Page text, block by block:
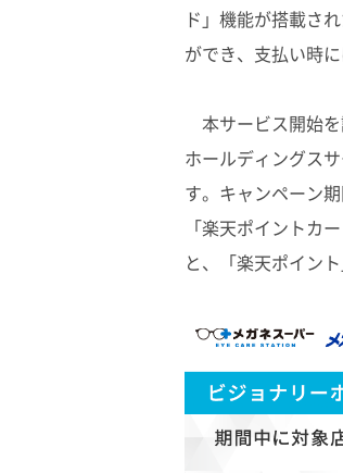
ド」機能が搭載さ
ができ、支払い時
本サービス開始
ホールディングス
す。キャンペーン
「楽天ポイントカ
と、「楽天ポイン